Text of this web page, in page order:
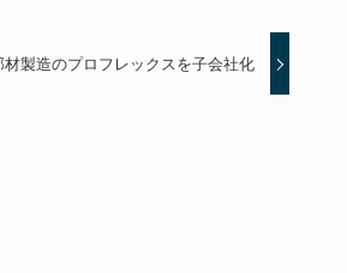
製造のプロフレックスを子会社化